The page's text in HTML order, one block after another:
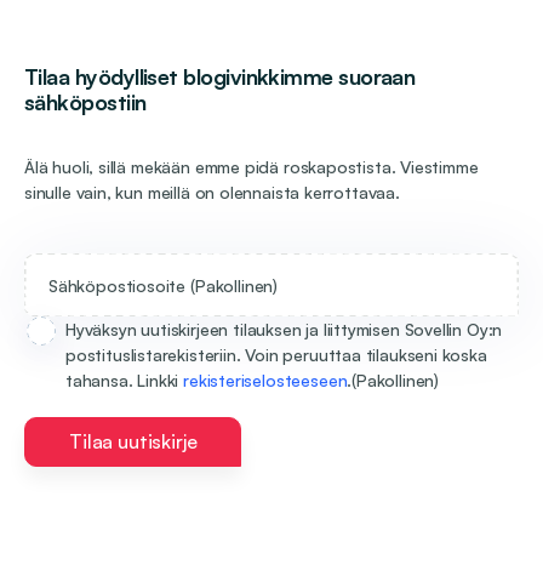
Tilaa hyödylliset blogivinkkimme suoraan
sähköpostiin
Älä huoli, sillä mekään emme pidä roskapostista. Viestimme
sinulle vain, kun meillä on olennaista kerrottavaa.
Sähköpostiosoite (Pakollinen)
Hyväksyn uutiskirjeen tilauksen ja liittymisen Sovellin Oy:n
postituslistarekisteriin. Voin peruuttaa tilaukseni koska
tahansa. Linkkirekisteriselosteeseen.(Pakollinen)
Tilaa uutiskirje